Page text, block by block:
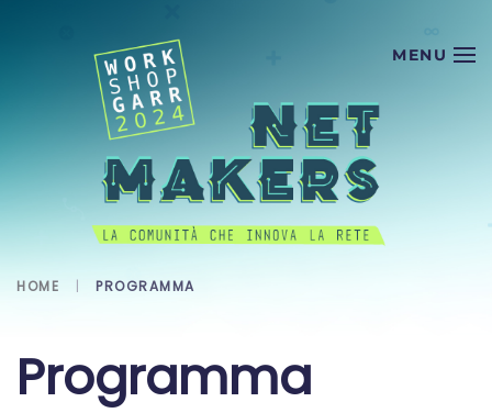
Skip to main content
HOME PROGRAMMA
Programma